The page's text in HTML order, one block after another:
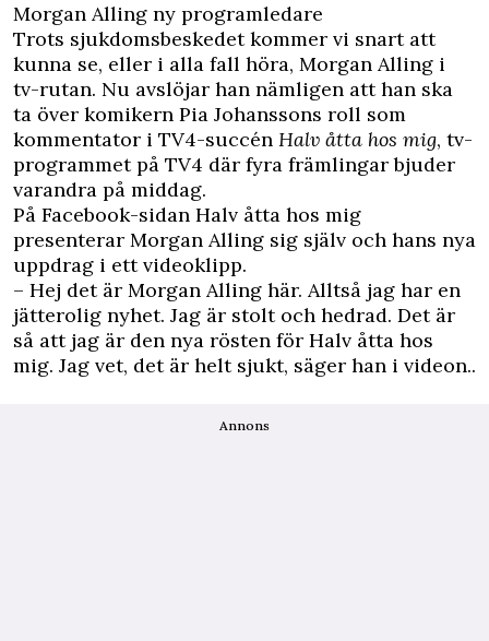
Morgan Alling ny programledare
Trots sjukdomsbeskedet kommer vi snart att
kunna se, eller i alla fall höra, Morgan Alling i
tv-rutan. Nu avslöjar han nämligen att han ska
ta över komikern Pia Johanssons roll som
kommentator i TV4-succén Halv åtta hos mig, tv-
programmet på TV4 där fyra främlingar bjuder
varandra på middag.
På Facebook-sidan Halv åtta hos mig
presenterar Morgan Alling sig själv och hans nya
uppdrag i ett videoklipp.
– Hej det är Morgan Alling här. Alltså jag har en
jätterolig nyhet. Jag är stolt och hedrad. Det är
så att jag är den nya rösten för Halv åtta hos
mig. Jag vet, det är helt sjukt, säger han i videon..
Annons